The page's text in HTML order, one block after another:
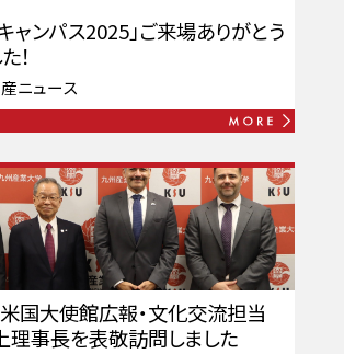
ャンパス2025」ご来場ありがとう
！
ニュース
国大使館広報・文化交流担当
理事長を表敬訪問しました